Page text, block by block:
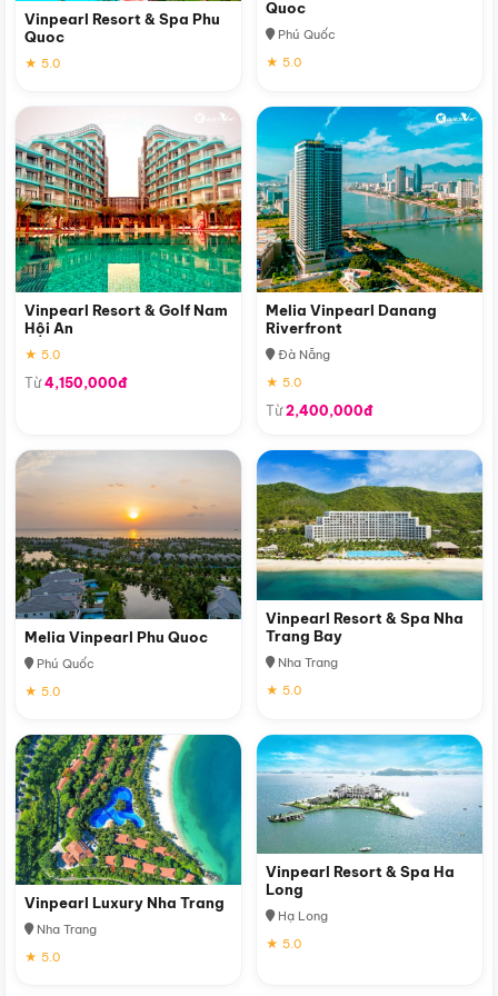
Vinpearl Resort & Spa Phu
Quoc
★ 5.0
Quoc
Phú Quốc
★ 5.0
Vinpearl Resort & Golf Nam
Hội An
★ 5.0
Từ4,150,000đ
Melia Vinpearl Danang
Riverfront
Đà Nẵng
★ 5.0
Từ2,400,000đ
Melia Vinpearl Phu Quoc
Phú Quốc
★ 5.0
Vinpearl Resort & Spa Nha
Trang Bay
Nha Trang
★ 5.0
Vinpearl Luxury Nha Trang
Nha Trang
★ 5.0
Vinpearl Resort & Spa Ha
Long
Hạ Long
★ 5.0